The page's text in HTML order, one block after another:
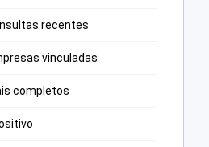
recentes
vinculadas
completos